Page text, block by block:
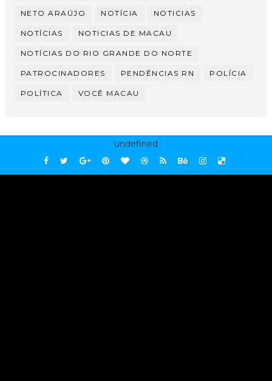
NETO ARAÚJO NOTÍCIA NOTICIAS
NOTÍCIAS NOTICIAS DE MACAU
NOTÍCIAS DO RIO GRANDE DO NORTE
PATROCINADORES PENDÊNCIAS RN POLÍCIA
POLÍTICA VOCÊ MACAU
undefined